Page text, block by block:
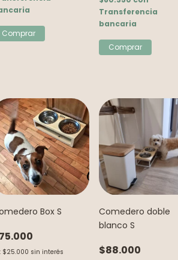
Transferencia
bancaria
Comprar
Box S
$25.000 sin interés
Comedero doble
blanco S
$88.000